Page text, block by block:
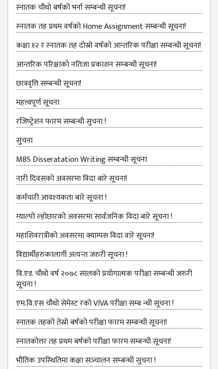
BA FOURTH YEAR
EDUCATION(B.ED)
B.ED FIRST YEAR
B.ED SECOND YEAR
B.ED THIRD YEAR
B.ED FOURTH YEAR
ONE YEAR B.ED
EDUCATION(M.ED)
M.ED FIRST
SEMESTERS
M.ED SECOND
SEMESTERS
M.ED THIRD
SEMESTERS
M.ED FOURTH
SEMESTERS
MANAGEMENT
(MBS)
MBS FIRST
SEMESTERS
MBS SECOND
SEMESTERS
MBS THIRD
स्नातक चौथो बर्षको भर्ना सम्बन्धी सूचना!
स्‍नातक तह प्रथम वर्षको Home Assignment सम्बन्धी सूचना!
कक्षा १२ र स्‍नातक तह दोस्रो वर्षको आन्‍तरिक परीक्षा सम्बन्‍धी सूचना!
आन्‍तरिक परिक्षाको नतिजा प्रकाशन सम्‍बन्‍धी सूचना!
छात्रवृत्ति सम्बन्‍धी सूचना!
महत्त्वपूर्ण सूचना
रजिष्‍ट्रेशन फारम सम्बन्धी सुचना !
सुचना
MBS Disseratation Writing सम्बन्‍धी सूचना
नारी दिवसको अवसरमा विदा बारे सूचना!
कर्मचारी आवश्‍यकता बारे सूचना !
ग्‍याल्‍पो ल्‍होछारको अवसरमा सार्वजनिक विदा बारे सूचना !
महाशिवरात्रीको अवसरमा क्याम्पस विदा वारे सूचना!
विद्यार्थीहरुकालागी अत्यन्त जरुरी सूचना !
वि.एड. चौथो वर्ष २०७८ सालको प्रयोगात्मक परीक्षा सम्बन्धी जरुरी
सूचना !
एम.वि.एस चौथो सेमेस्ट रको VIVA परीक्षा सम्ब न्धी सूचना !
स्नातक तहको तेस्रो बर्षको परीक्षा फारम सम्बन्‍धी सूचना!
स्‍नातकोत्तर तह प्रथम बर्षको परीक्षा फारम सम्बन्‍धी सूचना!
भौतिक उपस्‍थितिमा कक्षा सञ्‍चालन सम्‍बन्‍धी सुचना !